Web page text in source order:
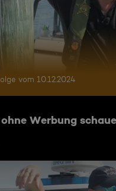
vom 10.12.2024
Werbung